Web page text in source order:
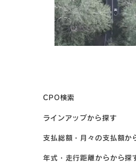
CPO検索
ラインアップから探す
支払総額・月々の支払額か
年式・走行距離からから探